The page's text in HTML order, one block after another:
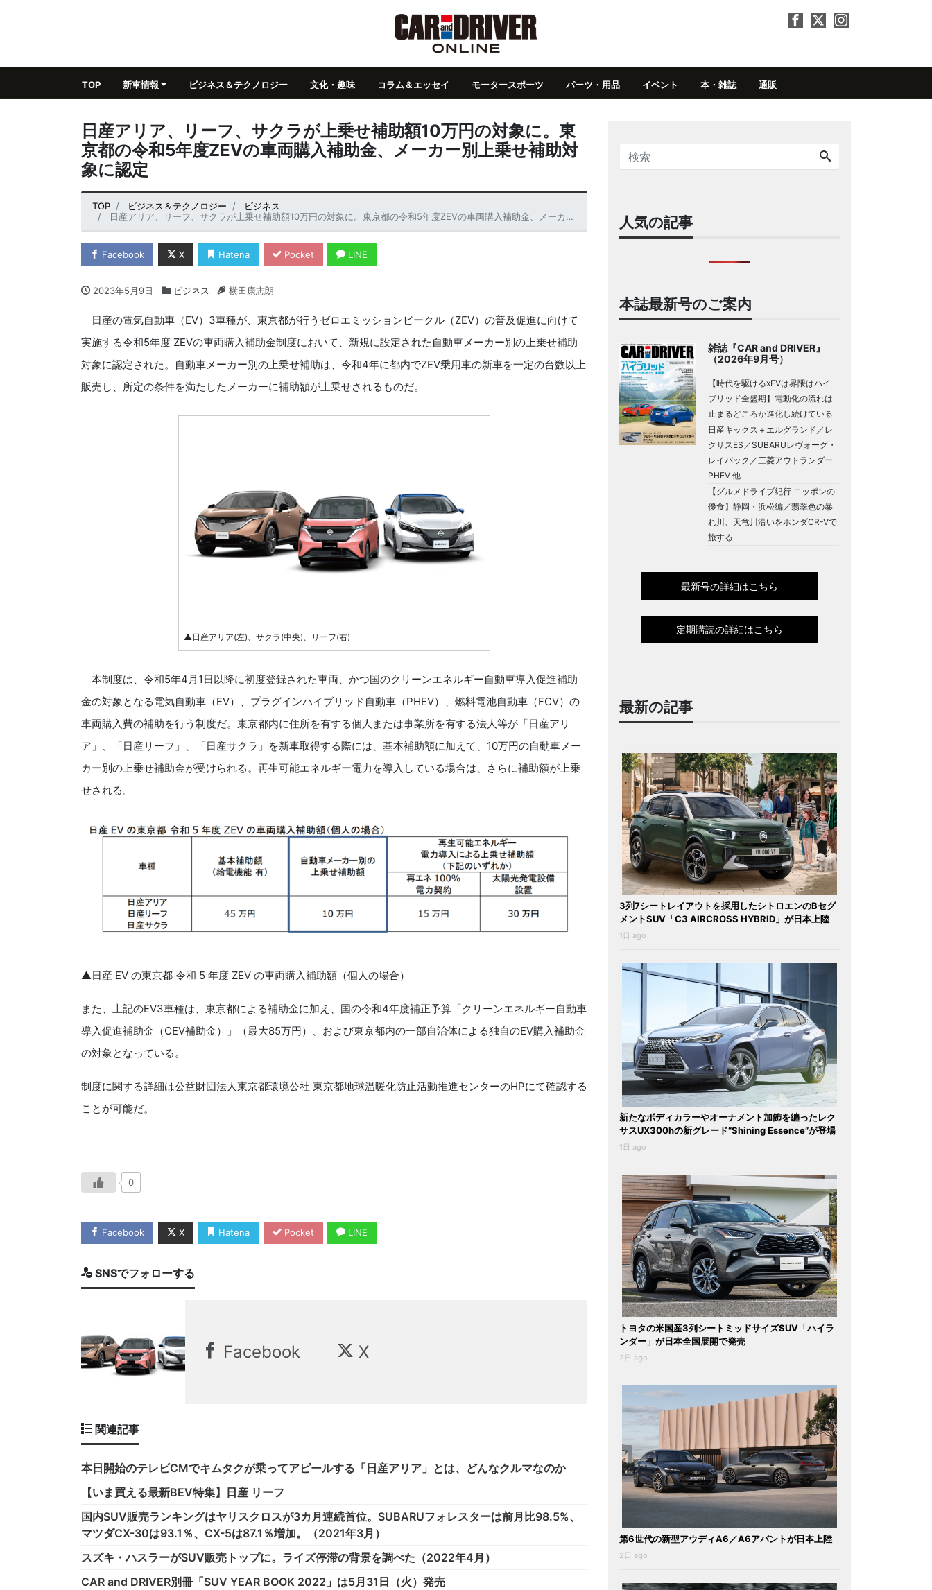
TOP 新車情報 ビジネス＆テクノロジー 文化・趣味 コラム＆エッセイ モータースポーツ パーツ・用品 イベント 本・雑誌 通販
日産アリア、リーフ、サクラが上乗せ補助額10万円の対象に。東
京都の令和5年度ZEVの車両購入補助金、メーカー別上乗せ補助対
象に認定
TOP ビジネス＆テクノロジー
ビジネス
日産アリア、リーフ、サクラが上乗せ補助額10万円の対象に。東京都の令和5年度ZEVの車両購入補助金、メーカー別上乗せ補助対象に認定
Facebook X Hatena Pocket LINE
2023年5月9日 ビジネス 横田康志朗
日産の電気自動車（EV）3車種が、東京都が行うゼロエミッションビークル（ZEV）の普及促進に向けて
実施する令和5年度 ZEVの車両購入補助金制度において、新規に設定された自動車メーカー別の上乗せ補助
対象に認定された。自動車メーカー別の上乗せ補助は、令和4年に都内でZEV乗用車の新車を一定の台数以上
販売し、所定の条件を満たしたメーカーに補助額が上乗せされるものだ。
▲日産アリア(左)、サクラ(中央)、リーフ(右)
本制度は、令和5年4月1日以降に初度登録された車両、かつ国のクリーンエネルギー自動車導入促進補助
金の対象となる電気自動車（EV）、プラグインハイブリッド自動車（PHEV）、燃料電池自動車（FCV）の
車両購入費の補助を行う制度だ。東京都内に住所を有する個人または事業所を有する法人等が「日産アリ
ア」、「日産リーフ」、「日産サクラ」を新車取得する際には、基本補助額に加えて、10万円の自動車メー
カー別の上乗せ補助金が受けられる。再生可能エネルギー電力を導入している場合は、さらに補助額が上乗
せされる。
▲日産 EV の東京都 令和 5 年度 ZEV の車両購入補助額（個人の場合）
また、上記のEV3車種は、東京都による補助金に加え、国の令和4年度補正予算「クリーンエネルギー自動車
導入促進補助金（CEV補助金）」（最大85万円）、および東京都内の一部自治体による独自のEV購入補助金
の対象となっている。
制度に関する詳細は公益財団法人東京都環境公社 東京都地球温暖化防止活動推進センターのHPにて確認する
ことが可能だ。
0
Facebook X Hatena Pocket LINE
SNSでフォローする
Facebook X
関連記事
本日開始のテレビCMでキムタクが乗ってアピールする「日産アリア」とは、どんなクルマなのか
【いま買える最新BEV特集】日産 リーフ
国内SUV販売ランキングはヤリスクロスが3カ月連続首位。SUBARUフォレスターは前月比98.5%、
マツダCX-30は93.1％、CX-5は87.1％増加。（2021年3月）
スズキ・ハスラーがSUV販売トップに。ライズ停滞の背景を調べた（2022年4月）
CAR and DRIVER別冊「SUV YEAR BOOK 2022」は5月31日（火）発売
人気の記事
本誌最新号のご案内
雑誌『CAR and DRIVER』
（2026年9月号）
【時代を駆けるxEVは界隈はハイ
ブリッド全盛期】電動化の流れは
止まるどころか進化し続けている
日産キックス＋エルグランド／レ
クサスES／SUBARUレヴォーグ・
レイバック／三菱アウトランダー
PHEV 他
【グルメドライブ紀行 ニッポンの
優食】静岡・浜松編／翡翠色の暴
れ川、天竜川沿いをホンダCR-Vで
旅する
最新号の詳細はこちら
定期購読の詳細はこちら
最新の記事
3列7シートレイアウトを採用したシトロエンのBセグ
メントSUV「C3 AIRCROSS HYBRID」が日本上陸
1日 ago
新たなボディカラーやオーナメント加飾を纏ったレク
サスUX300hの新グレード“Shining Essence”が登場
1日 ago
トヨタの米国産3列シートミッドサイズSUV「ハイラ
ンダー」が日本全国展開で発売
2日 ago
第6世代の新型アウディA6／A6アバントが日本上陸
2日 ago